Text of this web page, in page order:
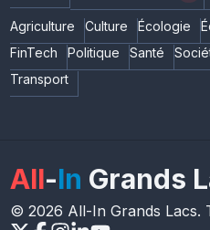
Agriculture Culture Écologie
FinTech
Politique Santé
Transport
All-In Grands
© 2026 All-In Grands Lacs.